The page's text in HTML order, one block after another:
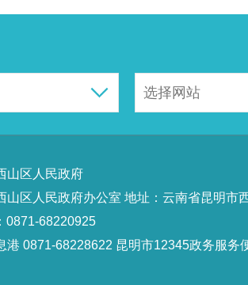
山区人民政府
山区人民政府办公室 地址：云南省昆明市
0871-68220925
港 0871-68228622 昆明市12345政务服务